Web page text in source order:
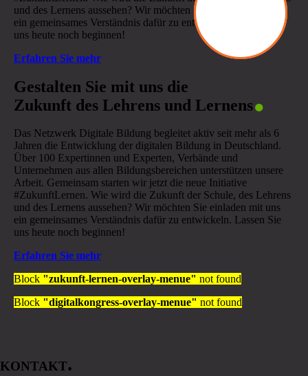
und des Lernens aussehen? Wir möchten Sie einladen mit uns
ein gemeinsames Verständnis dafür zu entwickeln. Lassen Sie
uns heute noch beginnen!
Erfahren Sie mehr
Gestalten Sie mit uns die
Zukunft des Lehrens und Lernens.
Das Netzwerk Digitale Bildung begleitet aktiv seit mehr als 6
Jahren die Entwicklung der digitalen Bildung in Deutschland.
Über 100 Expertinnen und Experten, Verbände und
Unternehmen aus allen Bildungsbereichen unterstützen unsere
Arbeit. Gemeinsam starten wir jetzt die neue Initiative
#ZukunftLernen. Wie wird die Zukunft der Schule, des Lehrens
und des Lernens aussehen? Wir möchten Sie einladen mit uns
ein gemeinsames Verständnis dafür zu entwickeln. Lassen Sie
uns heute noch beginnen!
Erfahren Sie mehr
Block "zukunft-lernen-overlay-menue" not found
Block "digitalkongress-overlay-menue" not found
KONTAKT.